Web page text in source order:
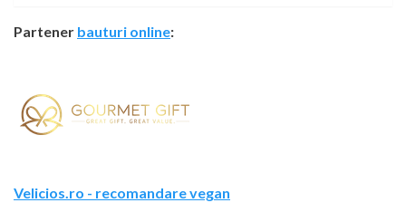
Partener bauturi online:
Velicios.ro - recomandare vegan